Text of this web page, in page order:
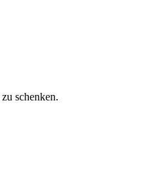
schenken.